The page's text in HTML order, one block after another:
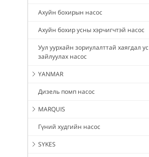
Ахуйн бохирын насос
Ахуйн бохир усны хэрчигчтэй насос
Уул уурхайн зориулалттай хаягдал ус
зайлуулах насос
YANMAR
Дизель помп насос
MARQUIS
Гүний худгийн насос
SYKES